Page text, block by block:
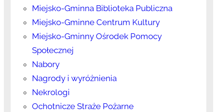
Miejsko-Gminna Biblioteka Publiczna
Miejsko-Gminne Centrum Kultury
Miejsko-Gminny Ośrodek Pomocy
Społecznej
Nabory
Nagrody i wyróżnienia
Nekrologi
Ochotnicze Straże Pożarne